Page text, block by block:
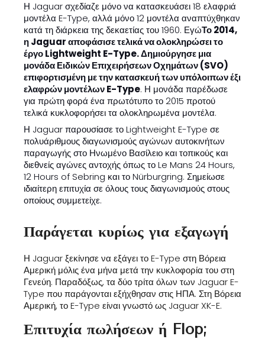
Η Jaguar σχεδίαζε μόνο να κατασκευάσει 18 ελαφριά
μοντέλα E-Type, αλλά μόνο 12 μοντέλα αναπτύχθηκαν
κατά τη διάρκεια της δεκαετίας του 1960. ΕγώΤο 2014,
η Jaguar αποφάσισε τελικά να ολοκληρώσει το
έργο Lightweight E-Type. Δημιούργησε μια
μονάδα Ειδικών Επιχειρήσεων Οχημάτων (SVO)
επιφορτισμένη με την κατασκευή των υπόλοιπων έξι
ελαφρών μοντέλων E-Type. Η μονάδα παρέδωσε
για πρώτη φορά ένα πρωτότυπο το 2015 προτού
τελικά κυκλοφορήσει τα ολοκληρωμένα μοντέλα.
Η Jaguar παρουσίασε το Lightweight E-Type σε
πολυάριθμους διαγωνισμούς αγώνων αυτοκινήτων
παραγωγής στο Ηνωμένο Βασίλειο και τοπικούς και
διεθνείς αγώνες αντοχής όπως το Le Mans 24 Hours,
12 Hours of Sebring και το Nürburgring. Σημείωσε
ιδιαίτερη επιτυχία σε όλους τους διαγωνισμούς στους
οποίους συμμετείχε.
Παράγεται κυρίως για εξαγωγή
Η Jaguar ξεκίνησε να εξάγει το E-Type στη Βόρεια
Αμερική μόλις ένα μήνα μετά την κυκλοφορία του στη
Γενεύη. Παραδόξως, τα δύο τρίτα όλων των Jaguar E-
Type που παράγονται εξήχθησαν στις ΗΠΑ. Στη Βόρεια
Αμερική, το E-Type είναι γνωστό ως Jaguar XK-E.
Επιτυχία πωλήσεων ή Flop;